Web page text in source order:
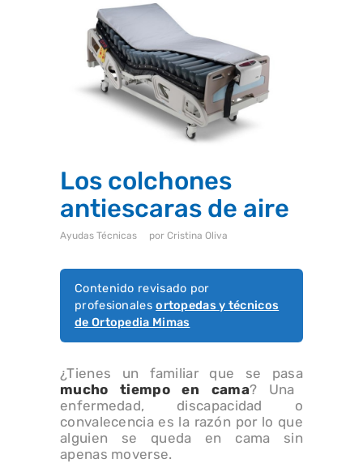
Los colchones
antiescaras de aire
Ayudas Técnicas por Cristina Oliva
Contenido revisado por
profesionalesortopedas y técnicos
de Ortopedia Mimas
¿Tienes un familiar que se pasa
mucho tiempo en cama? Una
enfermedad, discapacidad o
convalecencia es la razón por lo que
alguien se queda en cama sin
apenas moverse.